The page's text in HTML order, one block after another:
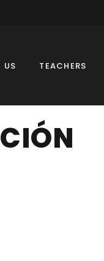
US TEACHERS